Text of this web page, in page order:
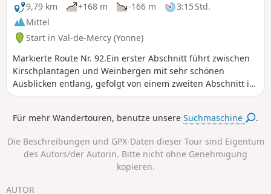
9,79 km
+168 m -166 m
3:15 Std.
Mittel
Start in Val-de-Mercy (Yonne)
Markierte Route Nr. 92.Ein erster Abschnitt führt zwischen
Kirschplantagen und Weinbergen mit sehr schönen
Ausblicken entlang, gefolgt von einem zweiten Abschnitt im
Unterholz.
Für mehr Wandertouren, benutze unsereSuchmaschine .
Die Beschreibungen und GPX-Daten dieser Tour sind Eigentum
des Autors/der Autorin. Bitte nicht ohne Genehmigung
kopieren.
AUTOR